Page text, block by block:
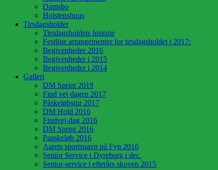
Damsbo
Holstenshuus
Tirsdagsholdet
Tirsdagsholdets historie
Festlige arrangementer for tirsdagsholdet i 2017:
Begivenheder 2016
Begivenheder i 2015
Begivenheder i 2014
Galleri
DM Sprint 2019
Find vej dagen 2017
Påskeløbstur 2017
DM Hold 2016
Findvej-dag 2016
DM Sprint 2016
Paaskeløb 2016
Aarets sportsnavn på Fyn 2016
Senior Service i Dyreborg i dec.
Senior-service i efterårs skoven 2015